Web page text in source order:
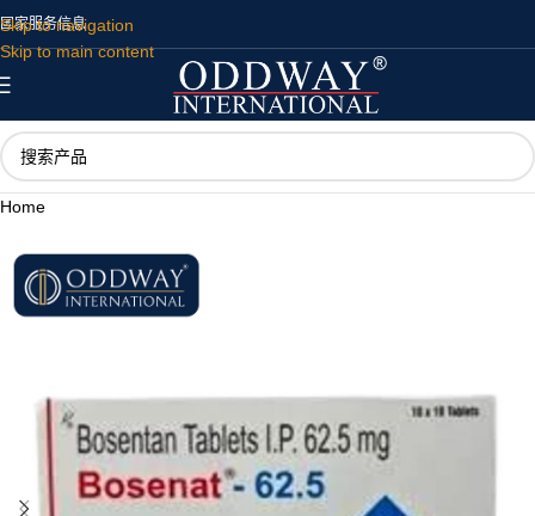
Skip to navigation
Skip to main content
国家服务信息
Home